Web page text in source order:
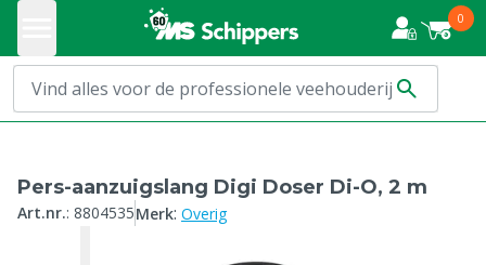
0
Pers-aanzuigslang Digi Doser Di-O, 2 m
Art.nr.: 8804535Merk: Overig